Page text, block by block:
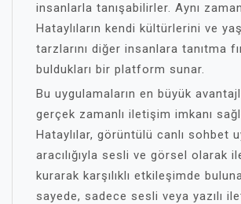
insanlarla tanışabilirler. Aynı
Hataylıların kendi kültürlerini ve
tarzlarını diğer insanlara tanıtma
buldukları bir platform sunar.
Bu uygulamaların en büyük
gerçek zamanlı iletişim imkanı
Hataylılar, görüntülü canlı sohbet
aracılığıyla sesli ve görsel olarak
kurarak karşılıklı etkileşimde
sayede, sadece sesli veya yazılı